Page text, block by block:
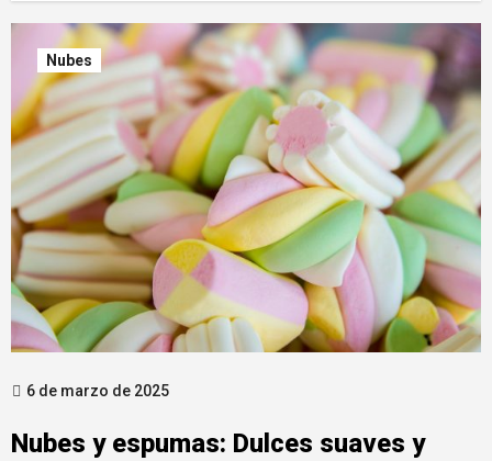
Nubes
6 de marzo de 2025
Nubes y espumas: Dulces suaves y